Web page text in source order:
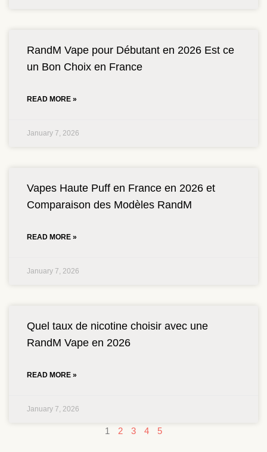
RandM Vape pour Débutant en 2026 Est ce
un Bon Choix en France
READ MORE »
January 7, 2026
Vapes Haute Puff en France en 2026 et
Comparaison des Modèles RandM
READ MORE »
January 7, 2026
Quel taux de nicotine choisir avec une
RandM Vape en 2026
READ MORE »
January 7, 2026
1 2 3 4 5